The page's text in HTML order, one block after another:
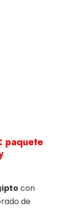
paquete
con
de